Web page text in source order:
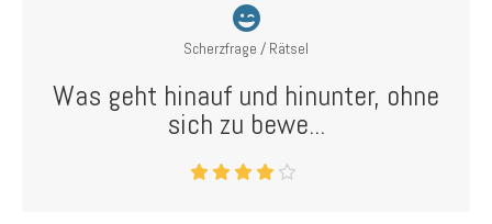
Scherzfrage / Rätsel
Was geht hinauf und hinunter, ohne
sich zu bewe...